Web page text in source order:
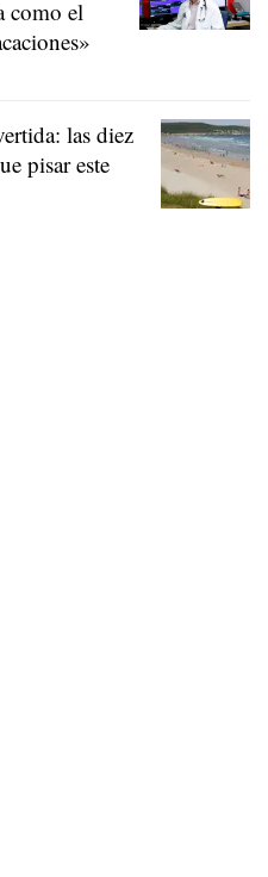
como el
las diez
pisar este